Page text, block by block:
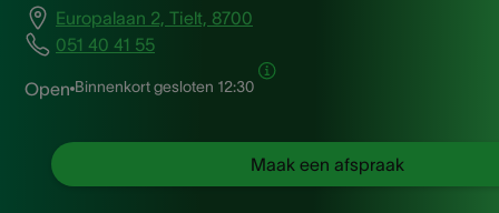
Europalaan 2, Tielt, 8700
051 40 41 55
Open Binnenkort gesloten 12:30
Maak een afspraak